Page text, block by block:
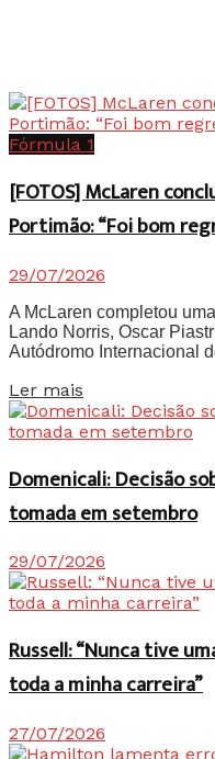
Fórmula 1
[FOTOS] McLaren
Portimão: “Foi bom
29/07/2026
A McLaren completou
Lando Norris, Oscar
Autódromo Internacional
Ler mais
Domenicali: Decisão
tomada em setembro
29/07/2026
Russell: “Nunca tive
toda a minha carreira”
27/07/2026